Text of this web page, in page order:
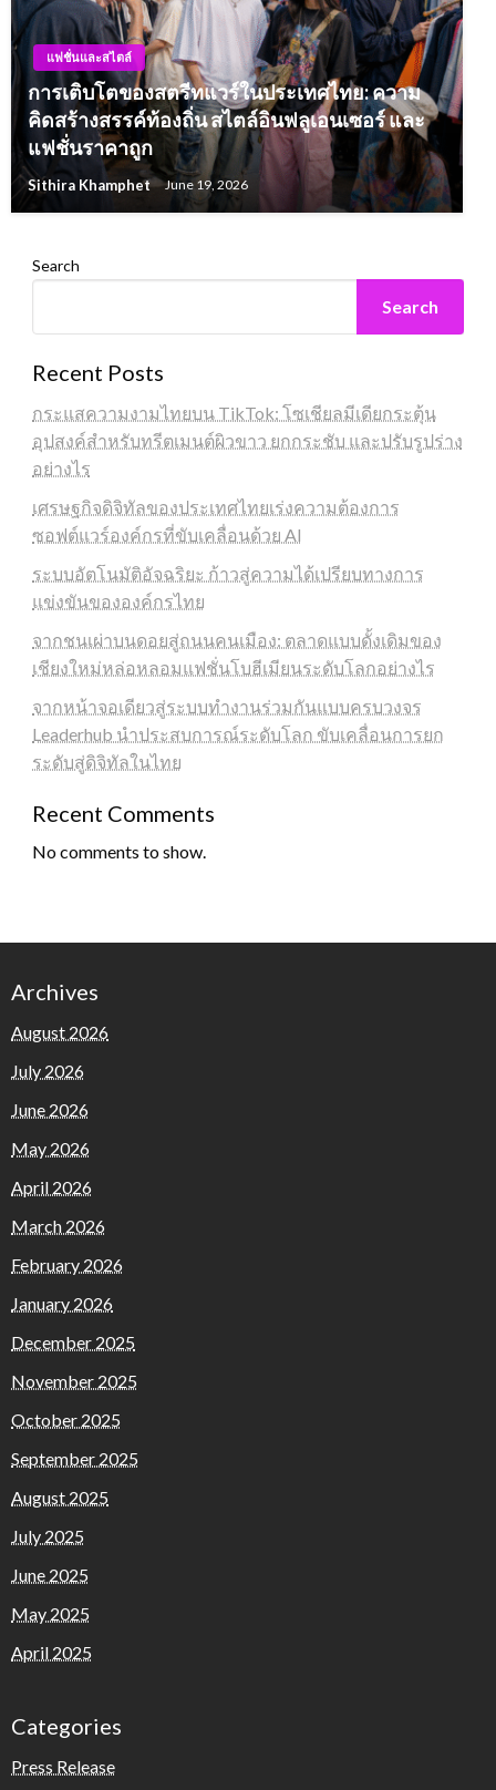
แฟชั่นและสไตล์
การเติบโตของสตรีทแวร์ในประเทศไทย: ความ
คิดสร้างสรรค์ท้องถิ่น สไตล์อินฟลูเอนเซอร์ และ
แฟชั่นราคาถูก
Sithira Khamphet June 19, 2026
Search
Search
Recent Posts
กระแสความงามไทยบน TikTok: โซเชียลมีเดียกระตุ้น
อุปสงค์สำหรับทรีตเมนต์ผิวขาว ยกกระชับ และปรับรูปร่าง
อย่างไร
เศรษฐกิจดิจิทัลของประเทศไทยเร่งความต้องการ
ซอฟต์แวร์องค์กรที่ขับเคลื่อนด้วย AI
ระบบอัตโนมัติอัจฉริยะ ก้าวสู่ความได้เปรียบทางการ
แข่งขันขององค์กรไทย
จากชนเผ่าบนดอยสู่ถนนคนเมือง: ตลาดแบบดั้งเดิมของ
เชียงใหม่หล่อหลอมแฟชั่นโบฮีเมียนระดับโลกอย่างไร
จากหน้าจอเดียวสู่ระบบทำงานร่วมกันแบบครบวงจร
Leaderhub นำประสบการณ์ระดับโลก ขับเคลื่อนการยก
ระดับสู่ดิจิทัลในไทย
Recent Comments
No comments to show.
Archives
August 2026
July 2026
June 2026
May 2026
April 2026
March 2026
February 2026
January 2026
December 2025
November 2025
October 2025
September 2025
August 2025
July 2025
June 2025
May 2025
April 2025
Categories
Press Release